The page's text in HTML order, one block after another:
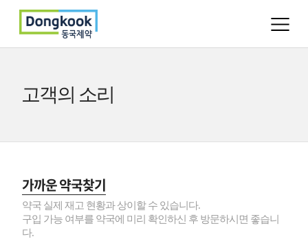
고객의 소리
가까운 약국찾기
약국 실제 재고 현황과 상이할 수 있습니다.
구입 가능 여부를 약국에 미리 확인하신 후 방문하시면 좋습니
다.